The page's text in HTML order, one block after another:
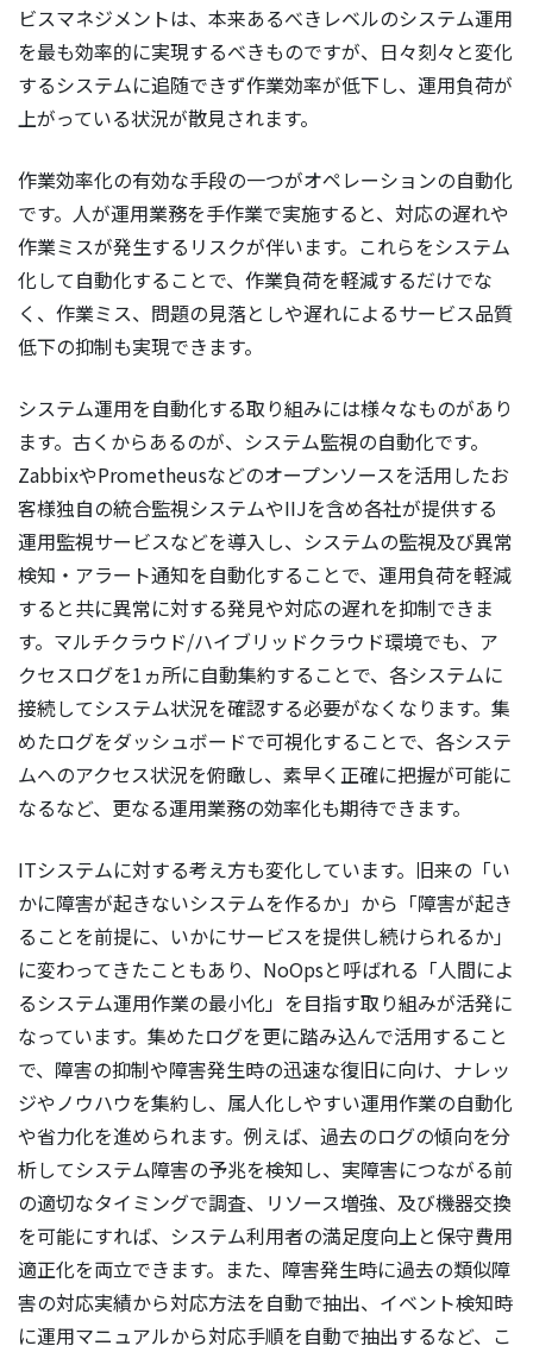
ビスマネジメントは、本来あるべきレベルのシステム運用
を最も効率的に実現するべきものですが、日々刻々と変化
するシステムに追随できず作業効率が低下し、運用負荷が
上がっている状況が散見されます。
作業効率化の有効な手段の一つがオペレーションの自動化
です。人が運用業務を手作業で実施すると、対応の遅れや
作業ミスが発生するリスクが伴います。これらをシステム
化して自動化することで、作業負荷を軽減するだけでな
く、作業ミス、問題の見落としや遅れによるサービス品質
低下の抑制も実現できます。
システム運用を自動化する取り組みには様々なものがあり
ます。古くからあるのが、システム監視の自動化です。
ZabbixやPrometheusなどのオープンソースを活用したお
客様独自の統合監視システムやIIJを含め各社が提供する
運用監視サービスなどを導入し、システムの監視及び異常
検知・アラート通知を自動化することで、運用負荷を軽減
すると共に異常に対する発見や対応の遅れを抑制できま
す。マルチクラウド/ハイブリッドクラウド環境でも、ア
クセスログを1ヵ所に自動集約することで、各システムに
接続してシステム状況を確認する必要がなくなります。集
めたログをダッシュボードで可視化することで、各システ
ムへのアクセス状況を俯瞰し、素早く正確に把握が可能に
なるなど、更なる運用業務の効率化も期待できます。
ITシステムに対する考え方も変化しています。旧来の「い
かに障害が起きないシステムを作るか」から「障害が起き
ることを前提に、いかにサービスを提供し続けられるか」
に変わってきたこともあり、NoOpsと呼ばれる「人間によ
るシステム運用作業の最小化」を目指す取り組みが活発に
なっています。集めたログを更に踏み込んで活用すること
で、障害の抑制や障害発生時の迅速な復旧に向け、ナレッ
ジやノウハウを集約し、属人化しやすい運用作業の自動化
や省力化を進められます。例えば、過去のログの傾向を分
析してシステム障害の予兆を検知し、実障害につながる前
の適切なタイミングで調査、リソース増強、及び機器交換
を可能にすれば、システム利用者の満足度向上と保守費用
適正化を両立できます。また、障害発生時に過去の類似障
害の対応実績から対応方法を自動で抽出、イベント検知時
に運用マニュアルから対応手順を自動で抽出するなど、こ